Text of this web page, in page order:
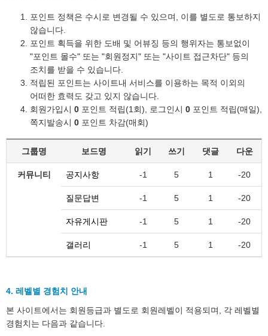
포인트 정책은 수시로 변경될 수 있으며, 이를 별도로 통보하지
않습니다.
포인트 획득을 위한 도배 및 어뷰징 등의 행위자는 통보없이
"포인트 몰수" 또는 "회원정지" 또는 "사이트 접근차단" 등의
조치를 받을 수 있습니다.
적립된 포인트는 사이트내 서비스를 이용하는 목적 이외의
어떠한 효력도 갖고 있지 않습니다.
회원가입시 0 포인트 적립(1회), 로그인시 0 포인트 적립(매일),
쪽지발송시 0 포인트 차감(매회)
그룹명 보드명 읽기 쓰기 댓글 다운
커뮤니티 공지사항 -1 5 1 -20
질문답변 -1 5 1 -20
자유게시판 -1 5 1 -20
갤러리 -1 5 1 -20
4. 레벨별 경험치 안내
본 사이트에서는 회원등급과 별도로 회원레벨이 적용되며, 각 레벨별
경험치는 다음과 같습니다.